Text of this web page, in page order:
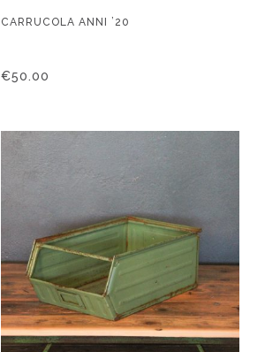
CARRUCOLA ANNI ’20
€50.00